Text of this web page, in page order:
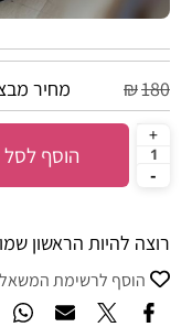
₪180 מחיר
הוסף לסל
רוצה להיות הראשון
הוסף לרשימת